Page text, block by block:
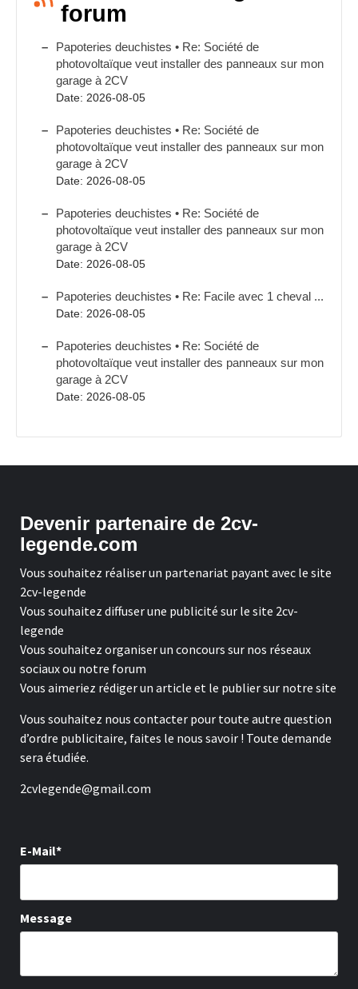
forum
Papoteries deuchistes • Re: Société de
photovoltaïque veut installer des panneaux sur mon
garage à 2CV
Date: 2026-08-05
Papoteries deuchistes • Re: Société de
photovoltaïque veut installer des panneaux sur mon
garage à 2CV
Date: 2026-08-05
Papoteries deuchistes • Re: Société de
photovoltaïque veut installer des panneaux sur mon
garage à 2CV
Date: 2026-08-05
Papoteries deuchistes • Re: Facile avec 1 cheval ...
Date: 2026-08-05
Papoteries deuchistes • Re: Société de
photovoltaïque veut installer des panneaux sur mon
garage à 2CV
Date: 2026-08-05
Devenir partenaire de 2cv-
legende.com
Vous souhaitez réaliser un partenariat payant avec le site
2cv-legende
Vous souhaitez diffuser une publicité sur le site 2cv-
legende
Vous souhaitez organiser un concours sur nos réseaux
sociaux ou notre forum
Vous aimeriez rédiger un article et le publier sur notre site
Vous souhaitez nous contacter pour toute autre question
d’ordre publicitaire, faites le nous savoir ! Toute demande
sera étudiée.
2cvlegende@gmail.com
E-Mail*
Message